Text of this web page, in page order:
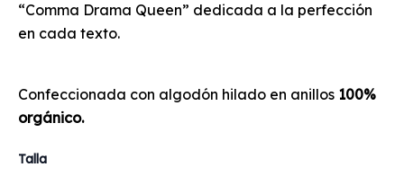
“Comma Drama Queen” dedicada a la perfección
en cada texto.
Confeccionada con algodón hilado en anillos 100%
orgánico.
Talla